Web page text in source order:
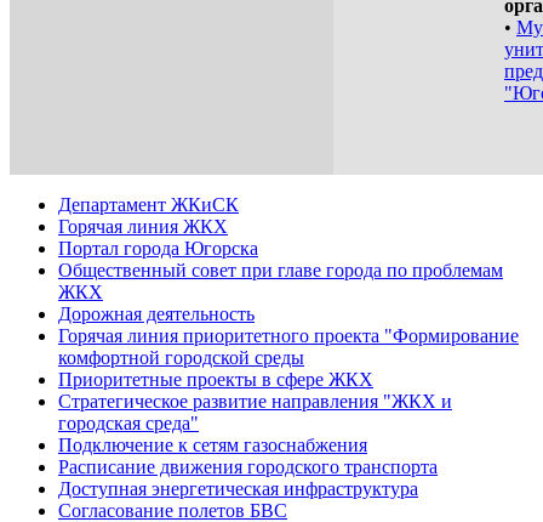
•
Департамент ЖКиСК
Горячая линия ЖКХ
Портал города Югорска
Общественный совет при главе города по проблемам
ЖКХ
Дорожная деятельность
Горячая линия приоритетного проекта "Формирование
комфортной городской среды
Приоритетные проекты в сфере ЖКХ
Стратегическое развитие направления "ЖКХ и
городская среда"
Подключение к сетям газоснабжения
Расписание движения городского транспорта
Доступная энергетическая инфраструктура
Согласование полетов БВС